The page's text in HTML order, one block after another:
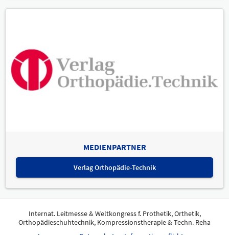
MEDIENPARTNER
Verlag Orthopädie-Technik
Internat. Leitmesse & Weltkongress f. Prothetik, Orthetik,
Orthopädieschuhtechnik, Kompressionstherapie & Techn. Reha